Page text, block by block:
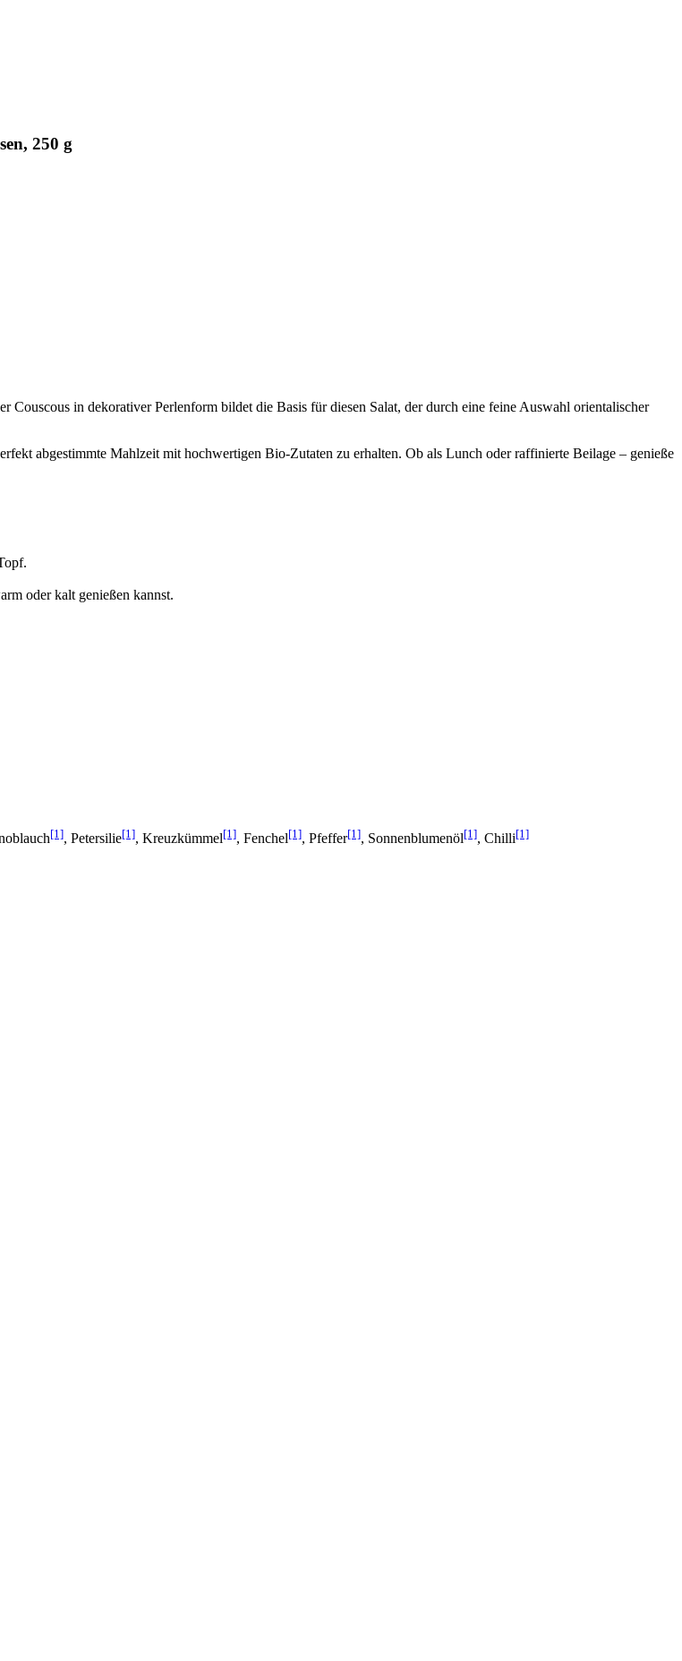
250 g
Couscous in dekorativer Perlenform bildet die Basis für diesen Salat, der durch eine feine Auswahl orientalischer
abgestimmte Mahlzeit mit hochwertigen Bio-Zutaten zu erhalten. Ob als Lunch oder raffinierte Beilage – genieße
oder kalt genießen kannst.
[1], Petersilie[1], Kreuzkümmel[1], Fenchel[1], Pfeffer[1], Sonnenblumenöl[1], Chilli[1]